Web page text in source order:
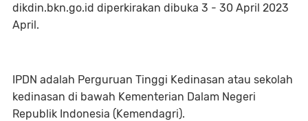
dikdin.bkn.go.id diperkirakan dibuka 3 - 30 April 2023
April.
IPDN adalah Perguruan Tinggi Kedinasan atau sekolah
kedinasan di bawah Kementerian Dalam Negeri
Republik Indonesia (Kemendagri).